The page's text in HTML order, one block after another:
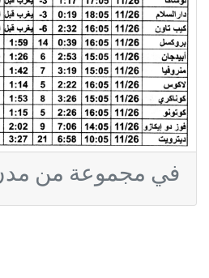
في مجموعة من مدن